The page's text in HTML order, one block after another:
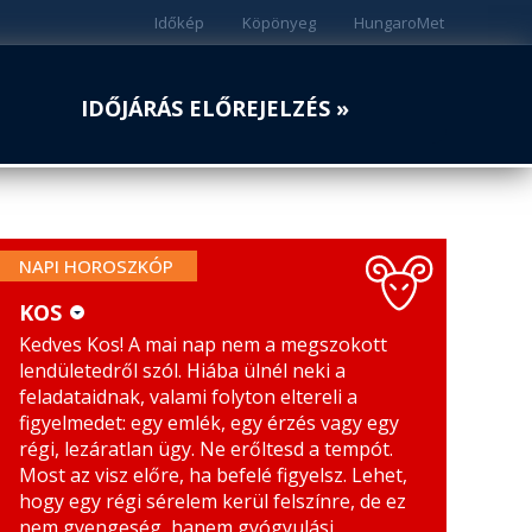
HungaroMet
Köpönyeg
Időkép
IDŐJÁRÁS ELŐREJELZÉS »
NAPI HOROSZKÓP
KOS
BIKA
IKREK
RÁK
MÉRLEG
SKORPIÓ
NYILAS
BAK
KOS
Kedves Kos! A mai nap nem a megszokott
lendületedről szól. Hiába ülnél neki a
feladataidnak, valami folyton eltereli a
figyelmedet: egy emlék, egy érzés vagy egy
régi, lezáratlan ügy. Ne erőltesd a tempót.
Most az visz előre, ha befelé figyelsz. Lehet,
hogy egy régi sérelem kerül felszínre, de ez